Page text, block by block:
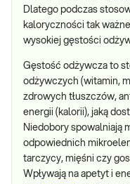
Dlatego podczas
kaloryczności tak
wysokiej gęstości
Gęstość odżywcza to
odżywczych (witamin,
zdrowych tłuszczów,
energii (kalorii), jaką
Niedobory spowalniają
odpowiednich
tarczycy, mięśni czy
Wpływają na apetyt i